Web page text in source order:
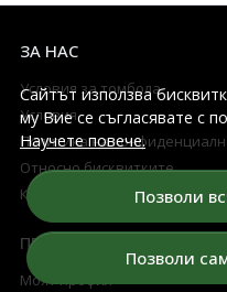
Сайтът използва
му Вие се съгласявате с
Научете повече.
Позволи
Позволи
ЗА НАС
Условия за томбола
Условия
Политика на
Относно бисквитките
Карта на сайта
ПРОФИЛ НА КЛИЕНТА
Моят профил